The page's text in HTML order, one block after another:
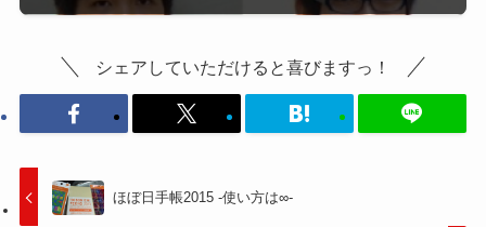
シェアしていただけると喜びますっ！
ほぼ日手帳2015 -使い方は∞-